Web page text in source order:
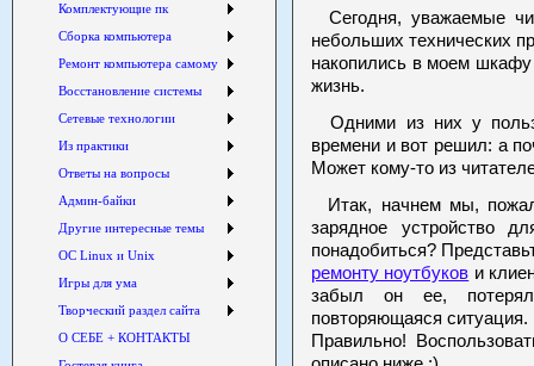
Комплектующие пк
Сборка компьютера
Ремонт компьютера самому
Восстановление системы
Сетевые технологии
Из практики
Ответы на вопросы
Админ-байки
Другие интересные темы
ОС Linux и Unix
Игры для ума
Творческий раздел сайта
О СЕБЕ + КОНТАКТЫ
Сегодня, уважаемые
небольших технических
накопились в моем шкафу
жизнь.
Одними из них у
времени и вот решил: а
Может кому-то из
Итак, начнем мы,
зарядное устройство
понадобиться?
ремонту ноутбуков и
забыл он ее,
повторяющаяся ситуация.
Правильно!